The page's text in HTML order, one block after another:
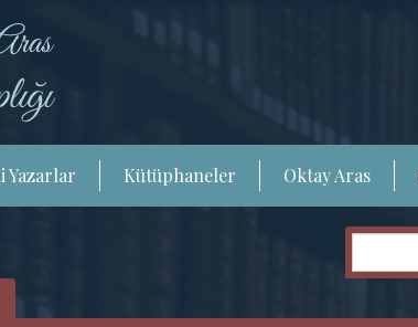
Yazarlar Kütüphaneler Oktay Aras